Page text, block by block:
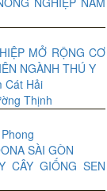
MỞ RỘNG CƠ
NGÀNH THÚ Y
Cát Hải
Thịnh
SÀI GÒN
CÂY GIỐNG SEN